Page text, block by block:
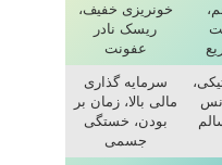
خونریزی خفیف،
ریسک نادر
عفونت
سرمایه گذاری
مالی بالا، زمان بر
بودن، خستگی
جسمی